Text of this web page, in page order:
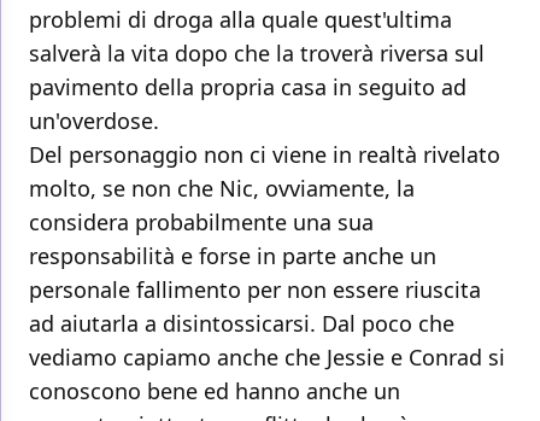
problemi di droga alla quale quest'ultima
salverà la vita dopo che la troverà riversa sul
pavimento della propria casa in seguito ad
un'overdose.
Del personaggio non ci viene in realtà rivelato
molto, se non che Nic, ovviamente, la
considera probabilmente una sua
responsabilità e forse in parte anche un
personale fallimento per non essere riuscita
ad aiutarla a disintossicarsi. Dal poco che
vediamo capiamo anche che Jessie e Conrad si
conoscono bene ed hanno anche un